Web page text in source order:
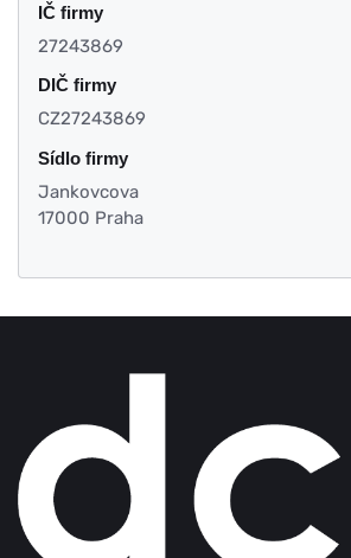
IČ firmy
27243869
DIČ firmy
CZ27243869
Sídlo firmy
Jankovcova
17000 Praha